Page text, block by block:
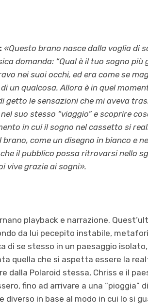
«Questo brano nasce dalla voglia di
domanda: “Qual è il tuo sogno più
nei suoi occhi, ed era come se
un qualcosa. Allora è in quel
getto le sensazioni che mi aveva
suo stesso “viaggio” e scoprire
in cui il sogno nel cassetto si
come un disegno in bianco e
il pubblico possa ritrovarsi nello
vive grazie ai sogni».
playback e narrazione.
da lui pecepito instabile,
di se stesso in un paesaggio
quella che si aspetta essere la
dalla Polaroid stessa, Chriss e il
fino ad arrivare a una “pioggia”
in base al modo in cui lo si